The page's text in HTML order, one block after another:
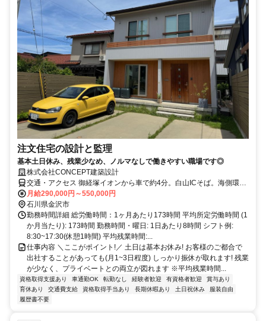
注文住宅の設計と監理
基本土日休み、残業少なめ、ノルマなしで働きやすい職場です◎
株式会社CONCEPT建築設計
交通・アクセス 御経塚イオンから車で約4分。白山ICそば。海側環状
線近く、多方面からのアクセス良好
月給290,000円～550,000円
石川県金沢市
勤務時間詳細 総労働時間：1ヶ月あたり173時間 平均所定労働時間 (1
か月当たり): 173時間 勤務時間・曜日: 1日あたり8時間 シフト例:
8:30~17:30(休憩1時間) 平均残業時間:...
仕事内容 ＼ここがポイント!／ 土日は基本お休み! お客様のご都合で
出社することがあっても(月1~3日程度) しっかり振休が取れます! 残業
が少なく、プライベートとの両立が図れます ※平均残業時間...
資格取得支援あり 車通勤OK 転勤なし 経験者歓迎 有資格者歓迎
賞与あり
育休あり
交通費支給 資格取得手当あり 長期休暇あり 土日祝休み
服装自由
履歴書不要